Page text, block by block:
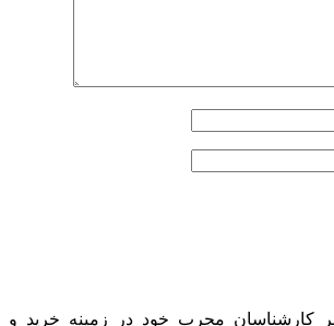
بر کارشناسان مجرب خود در زمینه خرید و